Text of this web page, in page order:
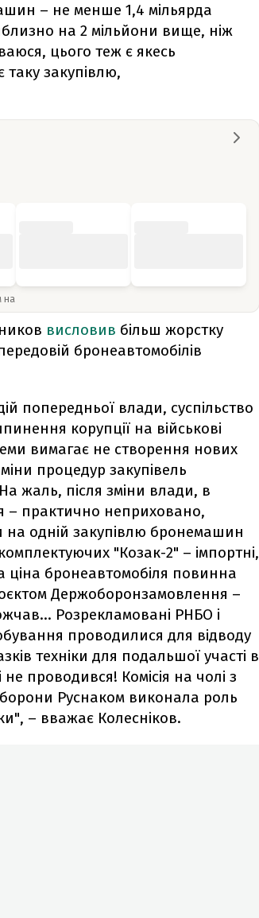
– не менше 1,4 мільярда
на 2 мільйони вище, ніж
цього теж є якесь
таку закупівлю,
на
висловив більш жорстку
бронеавтомобілів
попередньої влади, суспільство
корупції на військові
вимагає не створення нових
процедур закупівель
жаль, після зміни влади, в
– практично неприховано,
на одній закупівлю бронемашин
"Козак-2" – імпортні,
ціна бронеавтомобіля повинна
Держоборонзамовлення –
Розрекламовані РНБО і
проводилися для відводу
техніки для подальшої участі в
проводився! Комісія на чолі з
Руснаком виконала роль
– вважає Колесніков.